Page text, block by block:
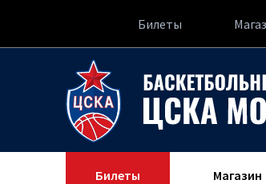
Билеты
Билеты Магазин